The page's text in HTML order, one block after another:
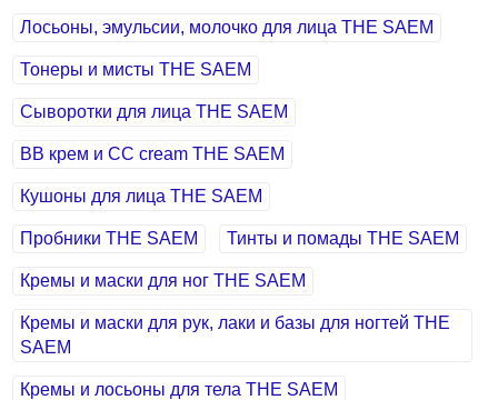
Лосьоны, эмульсии, молочко для лица THE SAEM
Тонеры и мисты THE SAEM
Сыворотки для лица THE SAEM
BB крем и СС cream THE SAEM
Кушоны для лица THE SAEM
Пробники THE SAEM Тинты и помады THE SAEM
Кремы и маски для ног THE SAEM
Кремы и маски для рук, лаки и базы для ногтей THE
SAEM
Кремы и лосьоны для тела THE SAEM